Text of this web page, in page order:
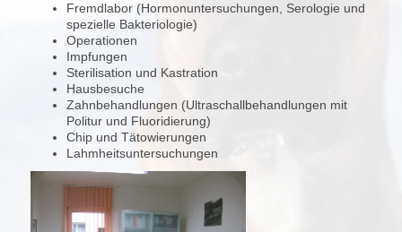
Fremdlabor (Hormonuntersuchungen, Serologie und
spezielle Bakteriologie)
Operationen
Impfungen
Sterilisation und Kastration
Hausbesuche
Zahnbehandlungen (Ultraschallbehandlungen mit
Politur und Fluoridierung)
Chip und Tätowierungen
Lahmheitsuntersuchungen